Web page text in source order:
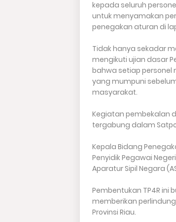
kepada seluruh
untuk menyamakan
penegakan aturan di
​Tidak hanya sekadar
mengikuti ujian dasar
bahwa setiap personel
yang mumpuni
masyarakat.
Kegiatan pembekalan
tergabung dalam
​Kepala Bidang
​Penyidik Pegawai Negeri
​Aparatur Sipil Negara
Pembentukan TP4R ini
memberikan
Provinsi Riau.